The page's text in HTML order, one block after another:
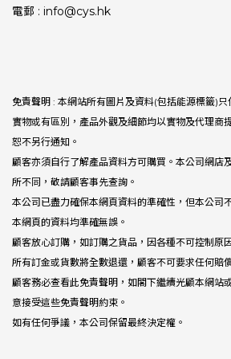
電郵 : info@cys.hk
免責聲明 : 本網站所有圖片及資料(包括能源標籤)
實物或有區別，產品外觀及細節均以實物及代理商
恕不另行通知。
顧客亦須自行了解產品資料方可購買。本公司網店
所不同，敬請顧客事先查詢。
本公司已盡力確保本網頁資料的準確性，但本公司
本網頁的資料均準確無誤。
顧客放心訂購，如訂購之貨品，因各種不可控制原
所有訂金或貨數將全數退還，顧客不可要求任何賠
顧客務必查看此免責聲明，如閣下繼續光顧本網站
意接受這些免責聲明約束。
如有任何爭議，本公司保留最終決定權。